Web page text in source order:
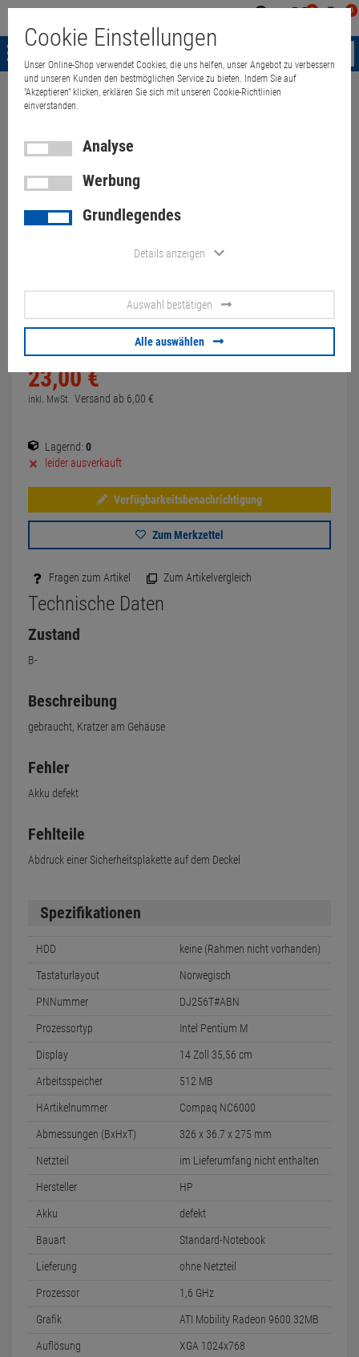
0 0
Menü
Weiter einkaufen
HP Compaq NC6000 Centrino
1,6GHz 512MB Combo (ohne
NT/HDD) norw. B-Ware
14,1 Zoll, 1024x768, ATI RADEON 9600, Tastaturlayout: norwegisch,
Akku defekt, ohne Festplatte (HDD-Rahmen fehlt), Netzteil fehlt
23,00 €
inkl. MwSt. Versand ab 6,00 €
Lagernd: 0
leider ausverkauft
Verfügbarkeitsbenachrichtigung
Zum Merkzettel
Fragen zum Artikel Zum Artikelvergleich
Technische Daten
Zustand
B-
Beschreibung
gebraucht, Kratzer am Gehäuse
Fehler
Akku defekt
Fehlteile
Abdruck einer Sicherheitsplakette auf dem Deckel
Spezifikationen
HDD keine (Rahmen nicht vorhanden)
Tastaturlayout Norwegisch
PNNummer DJ256T#ABN
Prozessortyp Intel Pentium M
Display 14 Zoll 35,56 cm
Arbeitsspeicher 512 MB
HArtikelnummer Compaq NC6000
Abmessungen (BxHxT) 326 x 36.7 x 275 mm
Netzteil im Lieferumfang nicht enthalten
Hersteller HP
Akku defekt
Bauart Standard-Notebook
Lieferung ohne Netzteil
Prozessor 1,6 GHz
Grafik ATI Mobility Radeon 9600 32MB
Auflösung XGA 1024x768
Cookie Einstellungen
Unser Online-Shop verwendet Cookies, die uns helfen, unser Angebot zu verbessern
und unseren Kunden den bestmöglichen Service zu bieten. Indem Sie auf
"Akzeptieren" klicken, erklären Sie sich mit unseren Cookie-Richtlinien
einverstanden.
Analyse
Werbung
Grundlegendes
Details anzeigen
Auswahl bestätigen
Alle auswählen